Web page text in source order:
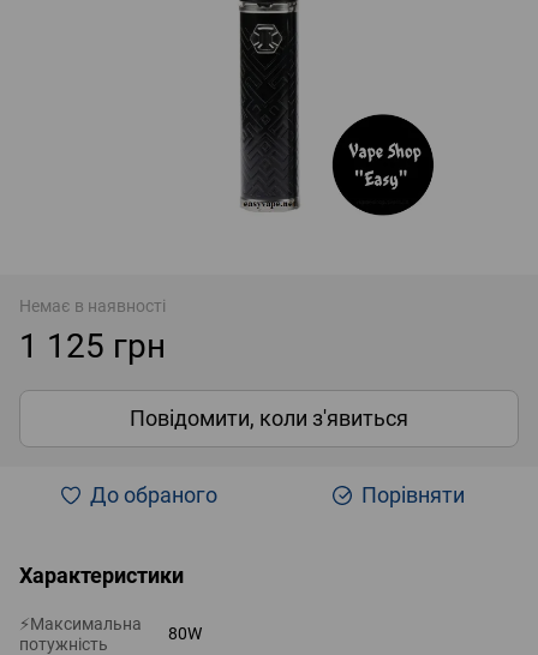
Немає в наявності
1 125 грн
Повідомити, коли з'явиться
До обраного Порівняти
Характеристики
⚡Максимальна
потужність
80W